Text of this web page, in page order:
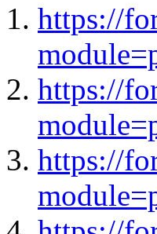
https://
https://
https://